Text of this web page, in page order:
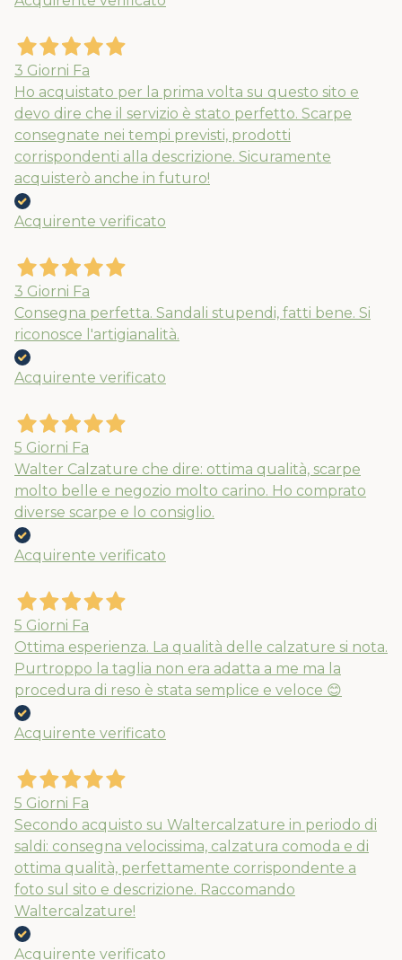
3 Giorni Fa
Ho acquistato per la prima volta su questo sito e
devo dire che il servizio è stato perfetto. Scarpe
consegnate nei tempi previsti, prodotti
corrispondenti alla descrizione. Sicuramente
acquisterò anche in futuro!
Acquirente verificato
3 Giorni Fa
Consegna perfetta. Sandali stupendi, fatti bene. Si
riconosce l'artigianalità.
Acquirente verificato
5 Giorni Fa
Walter Calzature che dire: ottima qualità, scarpe
molto belle e negozio molto carino. Ho comprato
diverse scarpe e lo consiglio.
Acquirente verificato
5 Giorni Fa
Ottima esperienza. La qualità delle calzature si nota.
Purtroppo la taglia non era adatta a me ma la
procedura di reso è stata semplice e veloce 😊
Acquirente verificato
5 Giorni Fa
Secondo acquisto su Waltercalzature in periodo di
saldi: consegna velocissima, calzatura comoda e di
ottima qualità, perfettamente corrispondente a
foto sul sito e descrizione. Raccomando
Waltercalzature!
Acquirente verificato